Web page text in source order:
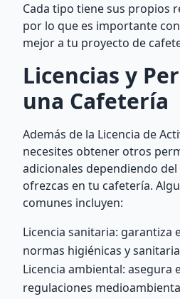
Cada tipo tiene sus propios
por lo que es importante
mejor a tu proyecto de
Licencias y
una Cafetería
Además de la Licencia de
necesites obtener otros
adicionales dependiendo
ofrezcas en tu cafetería.
comunes incluyen:
Licencia sanitaria: garantiza
normas higiénicas y
Licencia ambiental: asegura
regulaciones